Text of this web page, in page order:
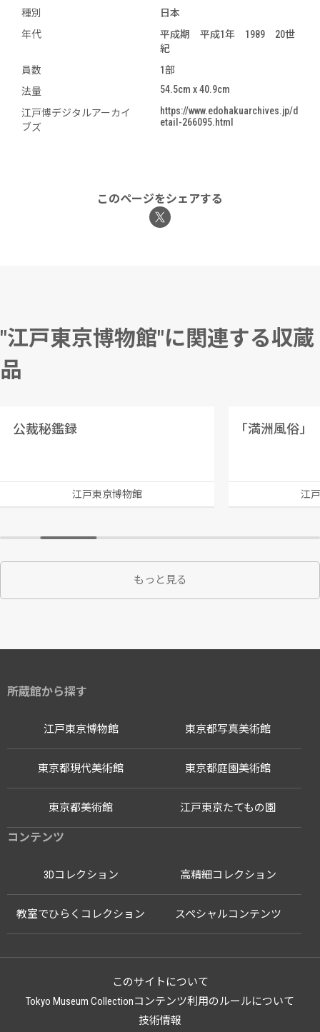
種別
日本
年代
平成期 平成1年 1989 20世
紀
員数
1部
法量
54.5cm x 40.9cm
江戸博デジタルアーカイ
ブズ
https://www.edohakuarchives.jp/d
etail-266095.html
このページをシェアする
"江戸東京博物館"に関連する収蔵
品
公裁秘鑑録
江戸東京博物館
｢満洲風俗」
江
もっと見る
所蔵館から探す
江戸東京博物館
江戸東京たてもの園
東京都写真美術館
東京都現代美術館 東京都庭園美術館
東京都美術館
コンテンツ
3Dコレクション 高精細コレクション
教室でひらくコレクション スペシャルコンテンツ
このサイトについて
Tokyo Museum Collectionコンテンツ利用のルールについて
技術情報